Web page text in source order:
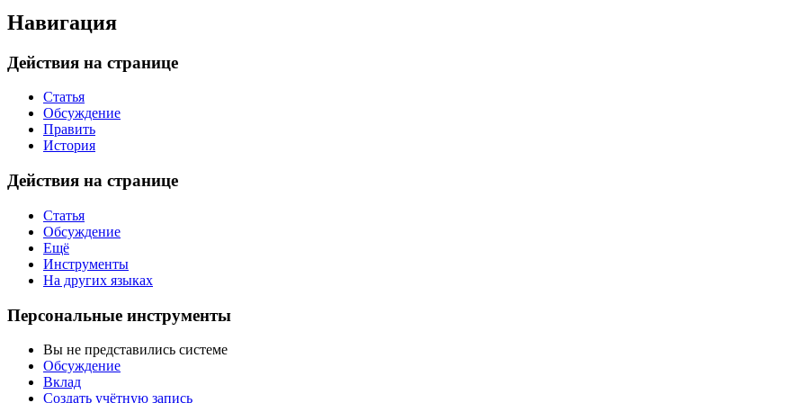
Навигация
Действия на странице
Статья
Обсуждение
Править
История
Действия на странице
Статья
Обсуждение
Ещё
Инструменты
На других языках
Персональные инструменты
Вы не представились системе
Обсуждение
Вклад
Создать учётную запись